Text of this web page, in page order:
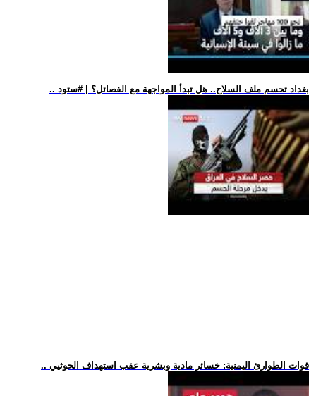
.. بغداد تحسم ملف السلاح.. هل تبدأ المواجهة مع الفصائل؟ | #ستود
.. قوات الطوارئ اليمنية: خسائر مادية وبشرية عقب استهداف الحوثيي